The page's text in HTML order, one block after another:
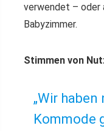
verwendet – oder
Babyzimmer.
Stimmen von
„Wir
Kommode